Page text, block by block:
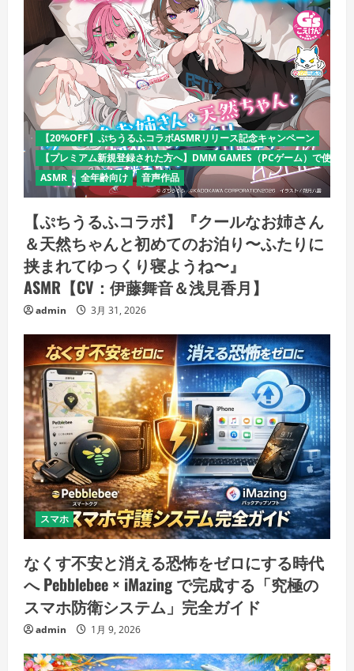
【20%OFF】ぷちうるふコラボASMRリリース記念キャンペーン
【プレミアム新規登録された方へ】DMM GAMES（PCゲーム）で使え
ASMR
全年齢向け 音声作品
【ぷちうるふコラボ】『クールなお姉さん
＆天然ちゃんと初めてのお泊り〜ふたりに
挟まれてゆっくり寝ようね〜』
ASMR【CV：伊藤舞音＆浅見香月】
admin 3月 31, 2026
スマホ
なくす不安と消える恐怖をゼロにする時代
へ Pebblebee × iMazing で完成する「究極の
スマホ防衛システム」完全ガイド
admin 1月 9, 2026